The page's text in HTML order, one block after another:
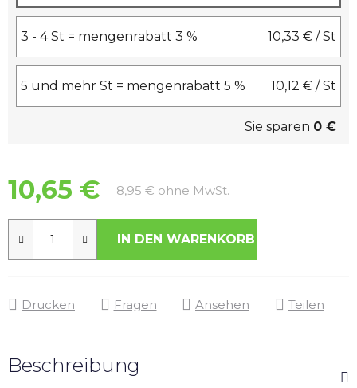
3 - 4 St = mengenrabatt 3 % 10,33 € / St
5 und mehr St = mengenrabatt 5 % 10,12 € / St
Sie sparen 0 €
10,65 € 8,95 € ohne MwSt.
IN DEN WARENKORB
Drucken Fragen Ansehen Teilen
Beschreibung